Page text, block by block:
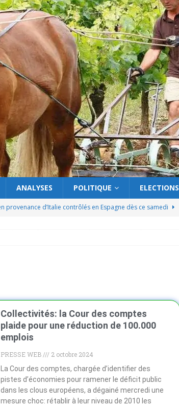
ANALYSES POLITIQUE ELECTIONS
peinture que les designers adorent rendent votre maison
: l’État condamné à verser plus de 500 000 euros à la
provenance d’Italie contrôlés en Espagne dès ce samedi
Collectivités: la Cour des comptes
plaide pour une réduction de 100.000
emplois
PRESSE WEB
2 octobre 2024
La Cour des comptes, chargée d’identifier des
pistes d’économies pour ramener le déficit public
dans les clous européens, a dégainé mercredi une
mesure choc: rétablir à leur niveau de 2010 les